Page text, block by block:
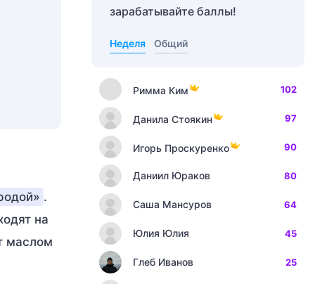
.
на
маслом
зарабатывайте баллы!
Неделя Общий
Римма Ким 102
Данила Стоякин 97
Игорь Проскуренко 90
Даниил Юраков 80
Саша Мансуров 64
Юлия Юлия 45
Глеб Иванов 25